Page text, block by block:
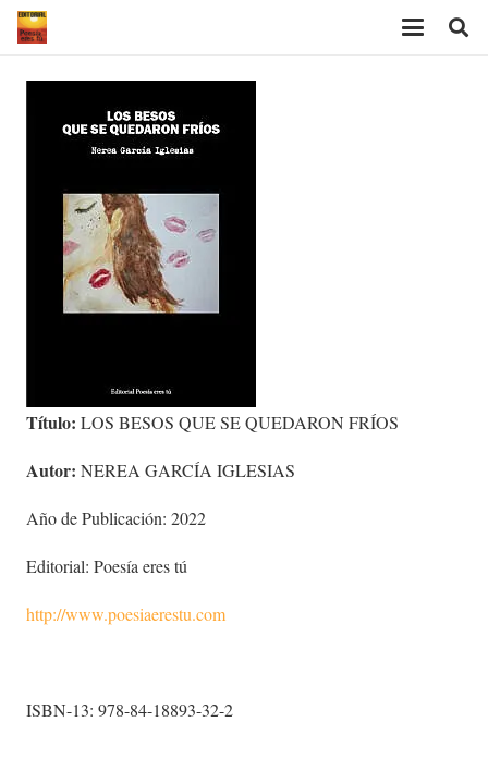
Título: LOS BESOS QUE SE QUEDARON FRÍOS
Autor: NEREA GARCÍA IGLESIAS
Año de Publicación: 2022
Editorial: Poesía eres tú
http://www.poesiaerestu.com
ISBN-13: 978-84-18893-32-2